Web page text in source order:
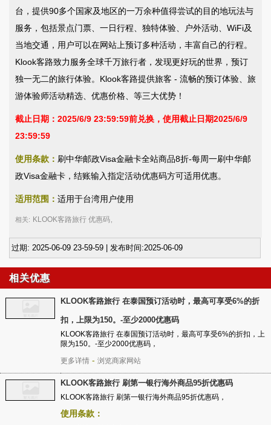
台，提供90多个国家及地区的一万余种值得尝试的目的地玩法与
服务，包括景点门票、一日行程、独特体验、户外活动、WiFi及
当地交通，用户可以在网站上预订多种活动，丰富自己的行程。
Klook客路致力服务全球千万旅行者，发现更好玩的世界，预订
独一无二的旅行体验。Klook客路提供旅客 - 流畅的预订体验、旅
游体验师活动精选、优惠价格、等三大优势！
截止日期：2025/6/9 23:59:59前兑换，使用截止日期2025/6/9
23:59:59
使用条款： 刷中华邮政Visa金融卡全站商品8折-每周一刷中华邮
政Visa金融卡，结账输入指定活动优惠码方可适用优惠。
适用范围： 适用于台湾用户使用
相关: KLOOK客路旅行 优惠码
过期: 2025-06-09 23-59-59 | 发布时间:2025-06-09
相关优惠
KLOOK客路旅行 在泰国预订活动时，最高可享受6%的折
扣，上限为150。-至少2000优惠码
KLOOK客路旅行 在泰国预订活动时，最高可享受6%的折扣，上
限为150。-至少2000优惠码，
更多详情 - 浏览商家网站
KLOOK客路旅行 刷第一银行海外商品95折优惠码
KLOOK客路旅行 刷第一银行海外商品95折优惠码，
使用条款：